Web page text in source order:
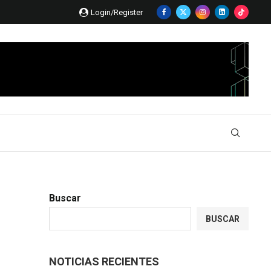
Login/Register
Buscar
BUSCAR
NOTICIAS RECIENTES